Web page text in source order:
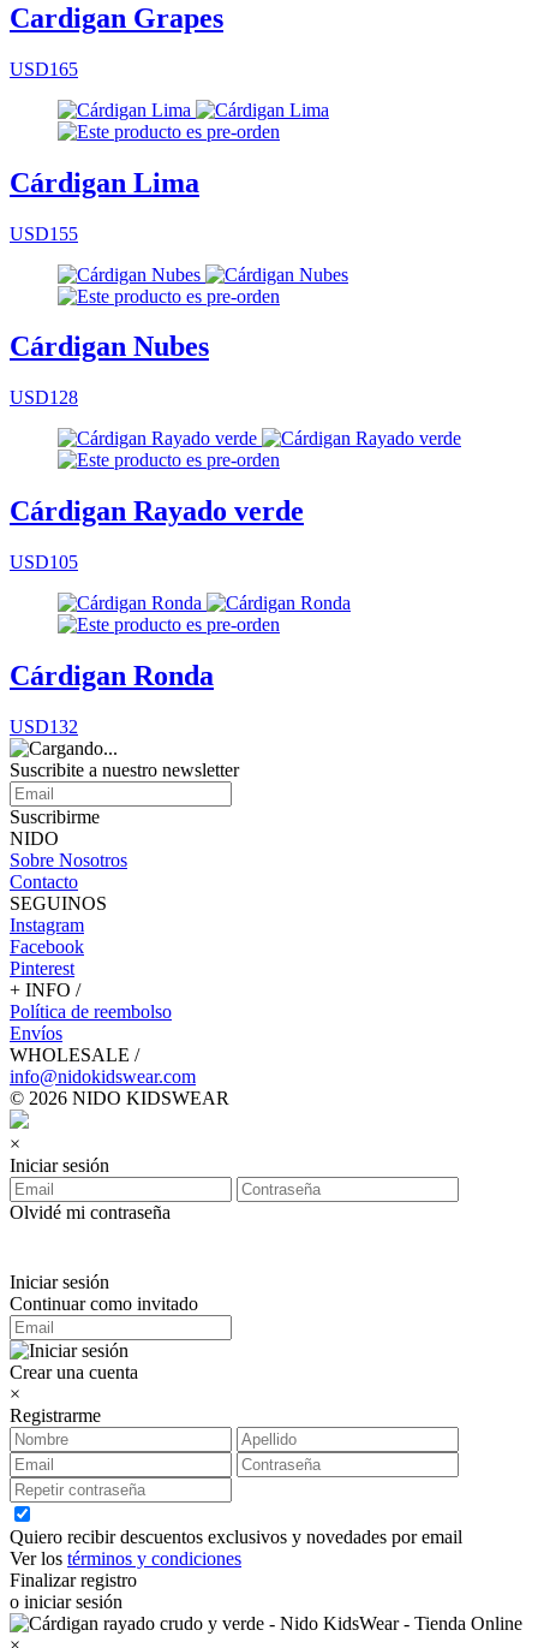
Cardigan Grapes
USD165
Cárdigan Lima
USD155
Cárdigan Nubes
USD128
Cárdigan Rayado verde
USD105
Cárdigan Ronda
USD132
Suscribite a nuestro newsletter
Suscribirme
NIDO
Sobre Nosotros
Contacto
SEGUINOS
Instagram
Facebook
Pinterest
+ INFO /
Política de reembolso
Envíos
WHOLESALE /
info@nidokidswear.com
© 2026 NIDO KIDSWEAR
×
Iniciar sesión
Olvidé mi contraseña
Iniciar sesión
Continuar como invitado
Crear una cuenta
×
Registrarme
Quiero recibir descuentos exclusivos y novedades por email
Ver los términos y condiciones
Finalizar registro
o iniciar sesión